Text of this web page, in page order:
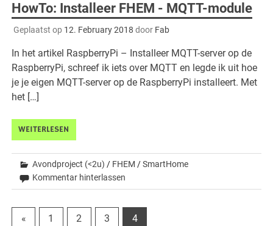
HowTo: Installeer FHEM - MQTT-module
Geplaatst op 12. February 2018 door Fab
In het artikel RaspberryPi – Installeer MQTT-server op de
RaspberryPi, schreef ik iets over MQTT en legde ik uit hoe
je je eigen MQTT-server op de RaspberryPi installeert. Met
het […]
WEITERLESEN
Avondproject (<2u) / FHEM /SmartHome
Kommentar hinterlassen
« 1 2 3 4